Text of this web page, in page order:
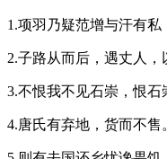
1.项羽乃疑范增与汗有
2.子路从而后，遇丈人
3.不恨我不见石崇，恨
4.唐氏有弃地，货而不